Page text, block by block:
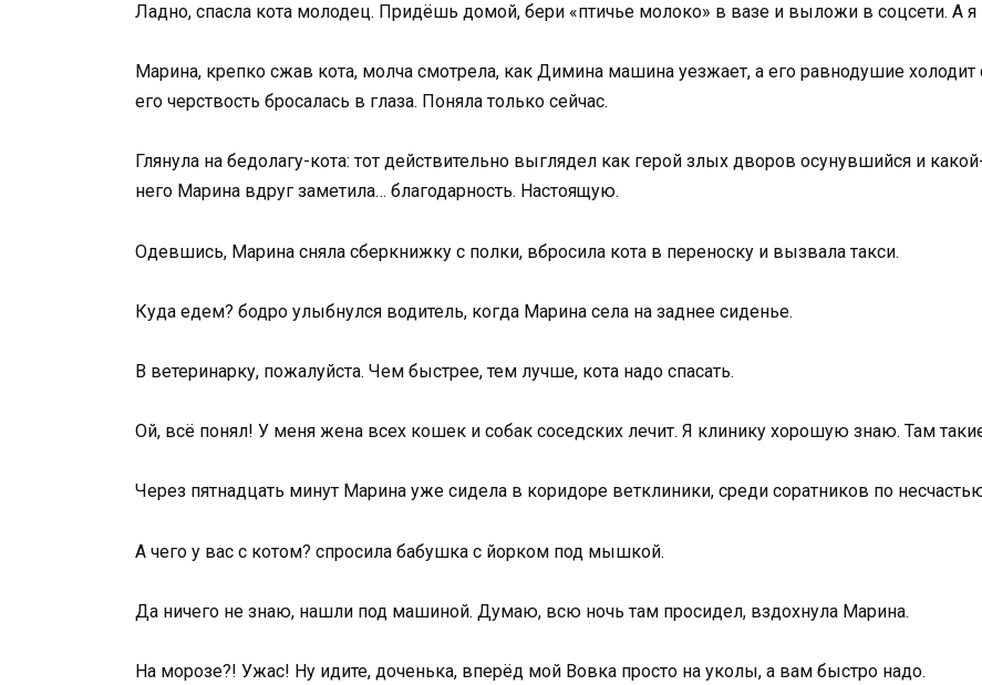
Ладно, спасла кота молодец. Придёшь домой, бери «птичье молоко» в вазе и выложи в соцсети. А я
Марина, крепко сжав кота, молча смотрела, как Димина машина уезжает, а его равнодушие
его черствость бросалась в глаза. Поняла только сейчас.
Глянула на бедолагу-кота: тот действительно выглядел как герой злых дворов осунувшийся и
него Марина вдруг заметила… благодарность. Настоящую.
Одевшись, Марина сняла сберкнижку с полки, вбросила кота в переноску и вызвала такси.
Куда едем? бодро улыбнулся водитель, когда Марина села на заднее сиденье.
В ветеринарку, пожалуйста. Чем быстрее, тем лучше, кота надо спасать.
Ой, всё понял! У меня жена всех кошек и собак соседских лечит. Я клинику хорошую знаю. Там
Через пятнадцать минут Марина уже сидела в коридоре ветклиники, среди соратников по
А чего у вас с котом? спросила бабушка с йорком под мышкой.
Да ничего не знаю, нашли под машиной. Думаю, всю ночь там просидел, вздохнула Марина.
На морозе?! Ужас! Ну идите, доченька, вперёд мой Вовка просто на уколы, а вам быстро надо.